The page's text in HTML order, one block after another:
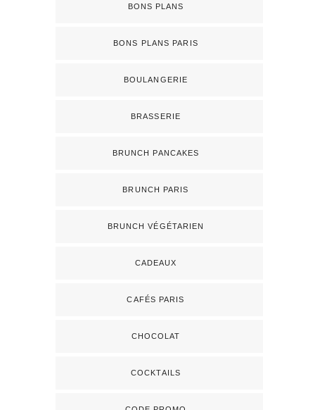
BONS PLANS
BONS PLANS PARIS
BOULANGERIE
BRASSERIE
BRUNCH PANCAKES
BRUNCH PARIS
BRUNCH VÉGÉTARIEN
CADEAUX
CAFÉS PARIS
CHOCOLAT
COCKTAILS